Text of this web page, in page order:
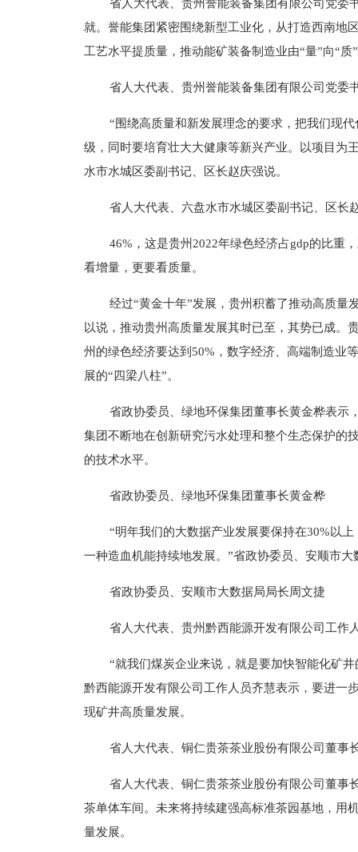
省人大代表、贵州誉能装备集团有限公司党委
就。誉能集团紧密围绕新型工业化，从打造西南地
工艺水平提质量，推动能矿装备制造业由“量”向“质
省人大代表、贵州誉能装备集团有限公司党委
“围绕高质量和新发展理念的要求，把我们现
级，同时要培育壮大大健康等新兴产业。以项目为
水市水城区委副书记、区长赵庆强说。
省人大代表、六盘水市水城区委副书记、区长
46%，这是贵州2022年绿色经济占gdp的比重
看增量，更要看质量。
经过“黄金十年”发展，贵州积蓄了推动高质量
以说，推动贵州高质量发展其时已至，其势已成。
州的绿色经济要达到50%，数字经济、高端制造业
展的“四梁八柱”。
省政协委员、绿地环保集团董事长黄金桦表示
集团不断地在创新研究污水处理和整个生态保护的
的技术水平。
省政协委员、绿地环保集团董事长黄金桦
“明年我们的大数据产业发展要保持在30%以
一种造血机能持续地发展。”省政协委员、安顺市
省政协委员、安顺市大数据局局长周文捷
省人大代表、贵州黔西能源开发有限公司工作
“就我们煤炭企业来说，就是要加快智能化矿
黔西能源开发有限公司工作人员齐慧表示，要进一
现矿井高质量发展。
省人大代表、铜仁贵茶茶业股份有限公司董事
省人大代表、铜仁贵茶茶业股份有限公司董事
茶单体车间。未来将持续建强高标准茶园基地，用
量发展。